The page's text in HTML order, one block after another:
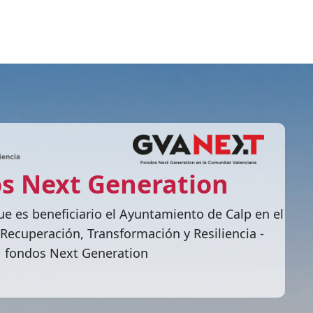
Next Generation
es beneficiario el Ayuntamiento de Calp en el
Transformación y Resiliencia -
fondos Next Generation